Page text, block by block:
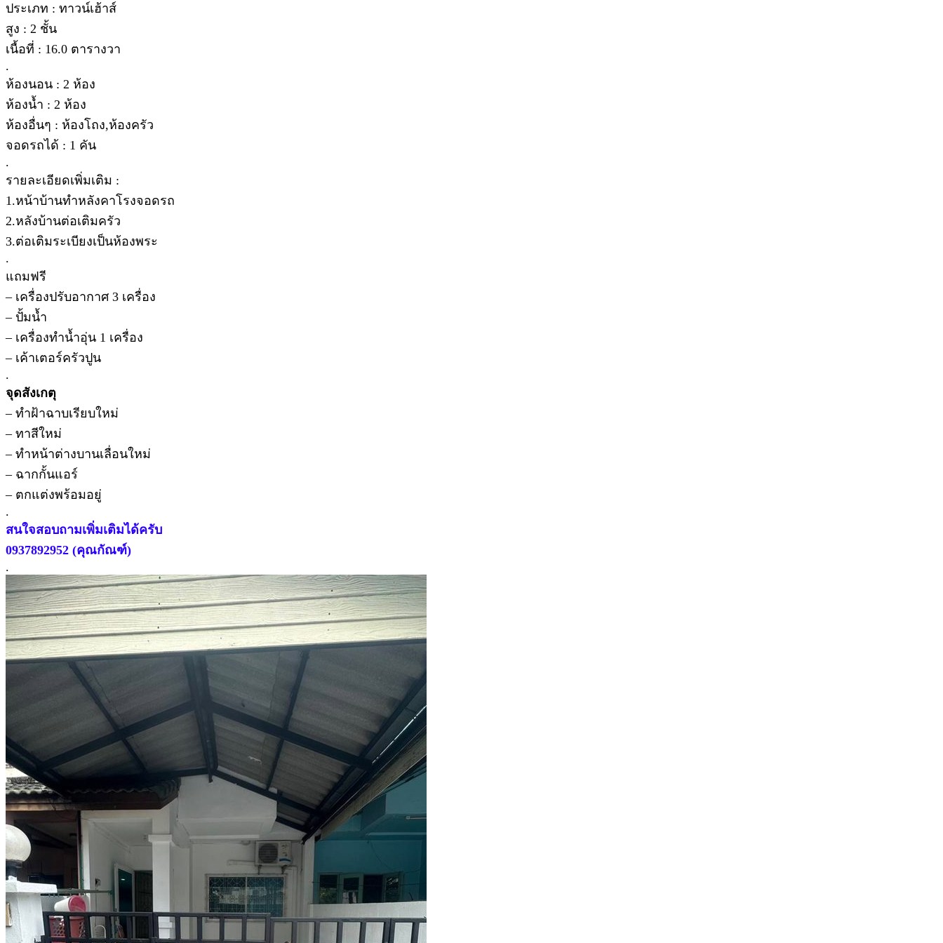
ประเภท : ทาวน์เฮ้าส์
สูง : 2 ชั้น
เนื้อที่ : 16.0 ตารางวา
.
ห้องนอน : 2 ห้อง
ห้องน้ำ : 2 ห้อง
ห้องอื่นๆ : ห้องโถง,ห้องครัว
จอดรถได้ : 1 คัน
.
รายละเอียดเพิ่มเติม :
1.หน้าบ้านทำหลังคาโรงจอดรถ
2.หลังบ้านต่อเติมครัว
3.ต่อเติมระเบียงเป็นห้องพระ
.
แถมฟรี
– เครื่องปรับอากาศ 3 เครื่อง
– ปั้มน้ำ
– เครื่องทำน้ำอุ่น 1 เครื่อง
– เค้าเตอร์ครัวปูน
.
จุดสังเกตุ
– ทำฝ้าฉาบเรียบใหม่
– ทาสีใหม่
– ทำหน้าต่างบานเลื่อนใหม่
– ฉากกั้นแอร์
– ตกแต่งพร้อมอยู่
.
สนใจสอบถามเพิ่มเติมได้ครับ
0937892952 (คุณกัณฑ์)
.